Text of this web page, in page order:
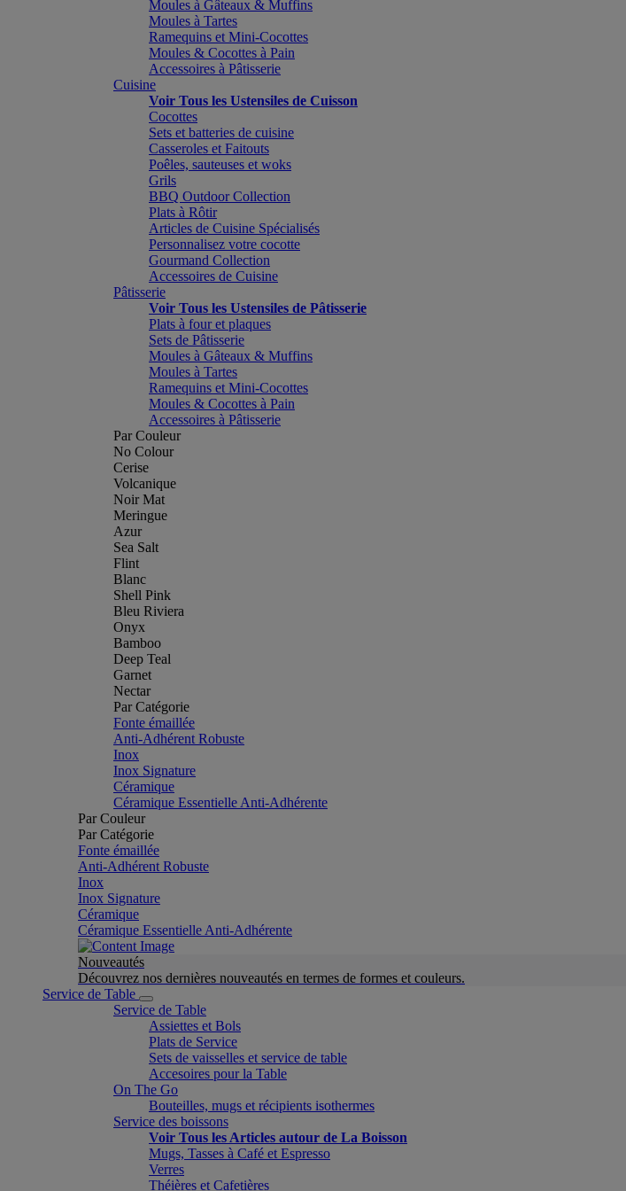
Moules à Gâteaux & Muffins
Moules à Tartes
Ramequins et Mini-Cocottes
Moules & Cocottes à Pain
Accessoires à Pâtisserie
Cuisine
Voir Tous les Ustensiles de Cuisson
Cocottes
Sets et batteries de cuisine
Casseroles et Faitouts
Poêles, sauteuses et woks
Grils
BBQ Outdoor Collection
Plats à Rôtir
Articles de Cuisine Spécialisés
Personnalisez votre cocotte
Gourmand Collection
Accessoires de Cuisine
Pâtisserie
Voir Tous les Ustensiles de Pâtisserie
Plats à four et plaques
Sets de Pâtisserie
Moules à Gâteaux & Muffins
Moules à Tartes
Ramequins et Mini-Cocottes
Moules & Cocottes à Pain
Accessoires à Pâtisserie
Par Couleur
No Colour
Cerise
Volcanique
Noir Mat
Meringue
Azur
Sea Salt
Flint
Blanc
Shell Pink
Bleu Riviera
Onyx
Bamboo
Deep Teal
Garnet
Nectar
Par Catégorie
Fonte émaillée
Anti-Adhérent Robuste
Inox
Inox Signature
Céramique
Céramique Essentielle Anti-Adhérente
Par Couleur
Par Catégorie
Fonte émaillée
Anti-Adhérent Robuste
Inox
Inox Signature
Céramique
Céramique Essentielle Anti-Adhérente
Nouveautés
Découvrez nos dernières nouveautés en termes de formes et couleurs.
Service de Table
Service de Table
Assiettes et Bols
Plats de Service
Sets de vaisselles et service de table
Accesoires pour la Table
On The Go
Bouteilles, mugs et récipients isothermes
Service des boissons
Voir Tous les Articles autour de La Boisson
Mugs, Tasses à Café et Espresso
Verres
Théières et Cafetières